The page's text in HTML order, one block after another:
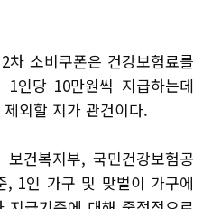
차 소비쿠폰은 건강보험료를
인당 10만원씩 지급하는데
외할 지가 관건이다.
건복지부, 국민건강보험공
, 1인 가구 및 맞벌이 가구에